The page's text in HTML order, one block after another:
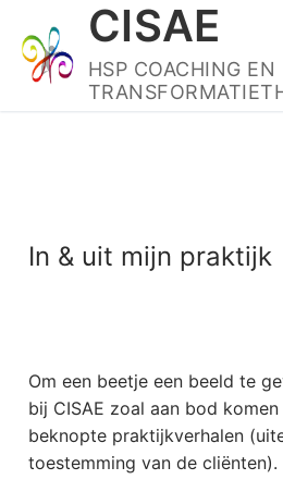
CISAE
HSP COACHING EN
In & uit mijn praktijk
Om een beetje een beeld te
bij CISAE zoal aan bod
beknopte praktijkverhalen
toestemming van de cliënten).